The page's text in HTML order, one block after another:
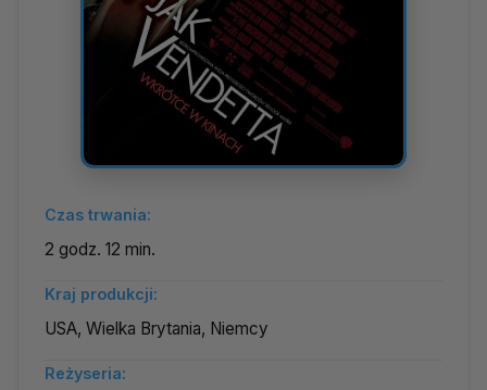
Czas trwania:
2 godz. 12 min.
Kraj produkcji:
USA, Wielka Brytania, Niemcy
Reżyseria: